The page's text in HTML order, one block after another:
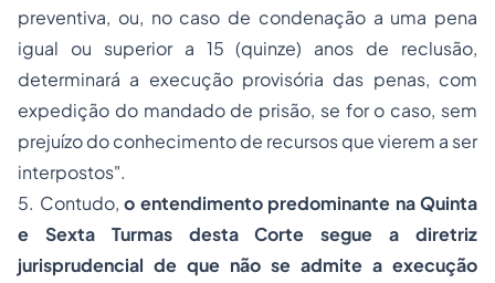
preventiva, ou, no caso de condenação a uma pena
igual ou superior a 15 (quinze) anos de reclusão,
determinará a execução provisória das penas, com
expedição do mandado de prisão, se for o caso, sem
prejuízo do conhecimento de recursos que vierem a ser
interpostos".
5. Contudo, o entendimento predominante na Quinta
e Sexta Turmas desta Corte segue a diretriz
jurisprudencial de que não se admite a execução